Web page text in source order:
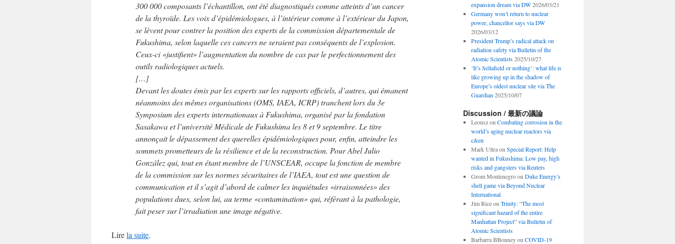
300 000 composants l’échantillon, ont été diagnostiqués comme atteints d’un cancer
de la thyroïde. Les voix d’épidémiologues, à l’intérieur comme à l’extérieur du Japon,
se lèvent pour contrer la position des experts de la commission départementale de
Fukushima, selon laquelle ces cancers ne seraient pas conséquents de l’explosion.
Ceux-ci «justifient» l’augmentation du nombre de cas par le perfectionnement des
outils radiologiques actuels.
[…]
Devant les doutes émis par les experts sur les rapports officiels, d’autres, qui émanent
néanmoins des mêmes organisations (OMS, IAEA, ICRP) tranchent lors du 3e
Symposium des experts internationaux à Fukushima, organisé par la fondation
Sasakawa et l’université Médicale de Fukushima les 8 et 9 septembre. Le titre
annonçait le dépassement des querelles épidémiologiques pour, enfin, atteindre les
sommets prometteurs de la résilience et de la reconstruction. Pour Abel Julio
González qui, tout en étant membre de l’UNSCEAR, occupe la fonction de membre
de la commission sur les normes sécuritaires de l’IAEA, tout est une question de
communication et il s’agit d’abord de calmer les inquiétudes «irraisonnées» des
populations dues, selon lui, au terme «contamination» qui, référant à la pathologie,
fait peser sur l’irradiation une image négative.
Lirela suite.
expansion dream via DW 2026/03/21
Germany won’t return to nuclear
power, chancellor says via DW
2026/03/12
President Trump’s radical attack on
radiation safety via Bulletin of the
Atomic Scientists 2025/10/27
‘It’s Sellafield or nothing’: what life is
like growing up in the shadow of
Europe’s oldest nuclear site via The
Guardian 2025/10/07
Discussion / 最新の議論
Leonszon Combating corrosion in the
world’s aging nuclear reactors via
c&en
Mark Ultraon Special Report: Help
wanted in Fukushima: Low pay, high
risks and gangsters via Reuters
Grom Montenegroon Duke Energy’s
shell game via Beyond Nuclear
International
Jim Riceon Trinity: “The most
significant hazard of the entire
Manhattan Project” via Bulletin of
Atomic Scientists
Barbarra BBonneyon COVID-19